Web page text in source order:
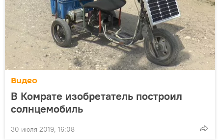
Видео
В Комрате изобретатель построил
солнцемобиль
30 июля 2019, 16:08